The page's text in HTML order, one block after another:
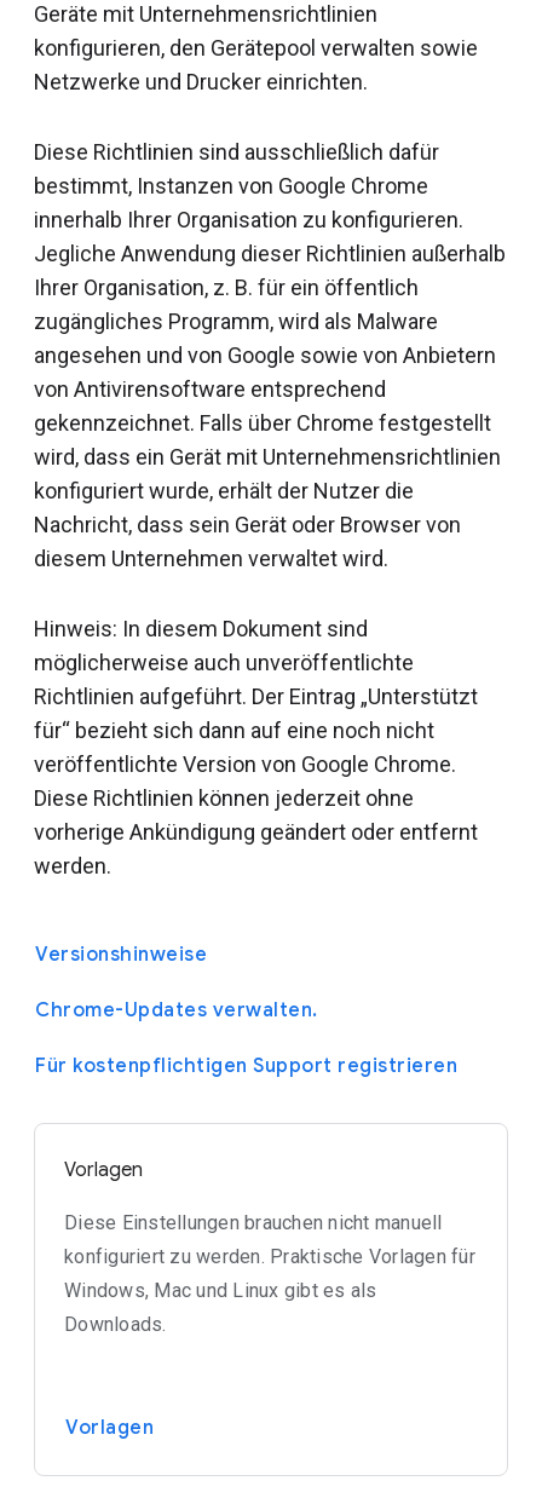
Geräte mit Unternehmensrichtlinien
konfigurieren, den Gerätepool verwalten sowie
Netzwerke und Drucker einrichten.
Diese Richtlinien sind ausschließlich dafür
bestimmt, Instanzen von Google Chrome
innerhalb Ihrer Organisation zu konfigurieren.
Jegliche Anwendung dieser Richtlinien außerhalb
Ihrer Organisation, z. B. für ein öffentlich
zugängliches Programm, wird als Malware
angesehen und von Google sowie von Anbietern
von Antivirensoftware entsprechend
gekennzeichnet. Falls über Chrome festgestellt
wird, dass ein Gerät mit Unternehmensrichtlinien
konfiguriert wurde, erhält der Nutzer die
Nachricht, dass sein Gerät oder Browser von
diesem Unternehmen verwaltet wird.
Hinweis: In diesem Dokument sind
möglicherweise auch unveröffentlichte
Richtlinien aufgeführt. Der Eintrag „Unterstützt
für“ bezieht sich dann auf eine noch nicht
veröffentlichte Version von Google Chrome.
Diese Richtlinien können jederzeit ohne
vorherige Ankündigung geändert oder entfernt
werden.
Versionshinweise
Chrome-Updates verwalten.
Für kostenpflichtigen Support registrieren
Vorlagen
Diese Einstellungen brauchen nicht manuell
konfiguriert zu werden. Praktische Vorlagen für
Windows, Mac und Linux gibt es als
Downloads.
Vorlagen